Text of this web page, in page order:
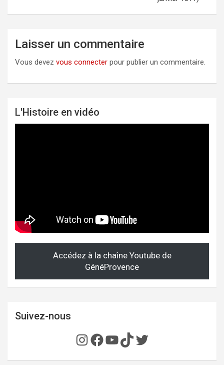
Laisser un commentaire
Vous devez vous connecter pour publier un commentaire.
L'Histoire en vidéo
Accédez à la chaîne Youtube de
GénéProvence
Suivez-nous
Instagram
Facebook
YouTube
TikTok
Twitter